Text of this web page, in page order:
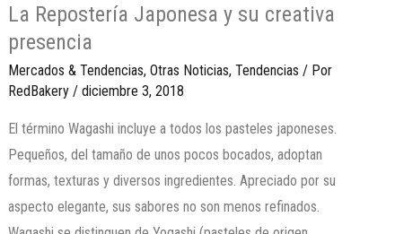
La Repostería Japonesa y su creativa
presencia
Mercados & Tendencias, Otras Noticias, Tendencias / Por
RedBakery / diciembre 3, 2018
El término Wagashi incluye a todos los pasteles japoneses.
Pequeños, del tamaño de unos pocos bocados, adoptan
formas, texturas y diversos ingredientes. Apreciado por su
aspecto elegante, sus sabores no son menos refinados.